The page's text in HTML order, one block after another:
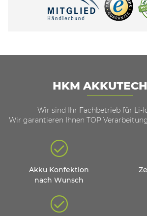
HKM
Wir sind Ihr Fachbetrieb für Li-
Wir garantieren Ihnen TOP
Akku Konfektion
nach Wunsch